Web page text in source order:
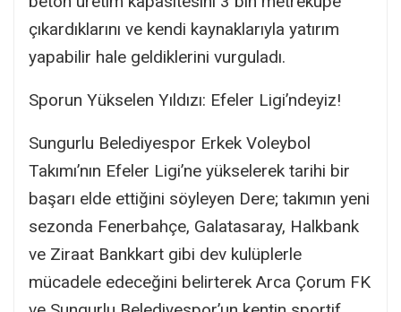
çıkardıklarını ve kendi kaynaklarıyla yatırım
yapabilir hale geldiklerini vurguladı.
Sporun Yükselen Yıldızı: Efeler Ligi’ndeyiz!
Sungurlu Belediyespor Erkek Voleybol
Takımı’nın Efeler Ligi’ne yükselerek tarihi bir
başarı elde ettiğini söyleyen Dere; takımın yeni
sezonda Fenerbahçe, Galatasaray, Halkbank
ve Ziraat Bankkart gibi dev kulüplerle
mücadele edeceğini belirterek Arca Çorum FK